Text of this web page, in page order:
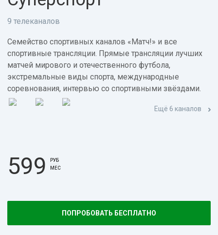
9 телеканалов
Семейство спортивных каналов «Матч!» и все
спортивные трансляции. Прямые трансляции лучших
матчей мирового и отечественного футбола,
экстремальные виды спорта, международные
соревнования, интервью со спортивными звёздами.
Ещё 6 каналов
599
РУБ
МЕС
ПОПРОБОВАТЬ БЕСПЛАТНО